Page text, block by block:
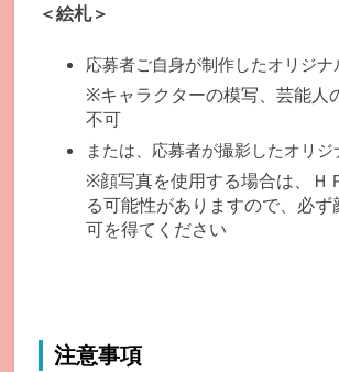
＜絵札＞
応募者ご自身が制作したオリジナ
※キャラクターの模写、芸能人
不可
または、応募者が撮影したオリ
※顔写真を使用する場合は、Ｈ
る可能性がありますので、必
可を得てください
注意事項